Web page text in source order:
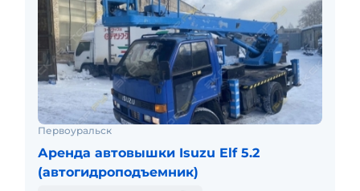
Первоуральск
Аренда автовышки Isuzu Elf 5.2
(автогидроподъемник)